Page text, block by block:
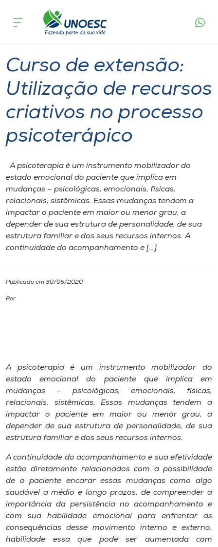
Cursos
Pesquisa
Atendimento ao Estudante
Portal de Ensino
A
Internacionalização
I.nova
Cultura
Rádio
Museu
Unoesc
Store
Selecione
o idioma
acontece
Curso de extensão:
Utilização de recursos
criativos no processo
psicoterápico
A psicoterapia é um instrumento mobilizador do
estado emocional do paciente que implica em
mudanças – psicológicas, emocionais, físicas,
relacionais, sistêmicas. Essas mudanças tendem a
impactar o paciente em maior ou menor grau, a
depender de sua estrutura de personalidade, de sua
estrutura familiar e dos seus recursos internos. A
continuidade do acompanhamento e […]
Publicado em 30/05/2020
Por
A psicoterapia é um instrumento mobilizador do
estado emocional do paciente que implica em
mudanças – psicológicas, emocionais, físicas,
relacionais, sistêmicas. Essas mudanças tendem a
impactar o paciente em maior ou menor grau, a
depender de sua estrutura de personalidade, de sua
estrutura familiar e dos seus recursos internos.
A continuidade do acompanhamento e sua efetividade
estão diretamente relacionados com a possibilidade
de o paciente encarar essas mudanças como algo
saudável a médio e longo prazos, de compreender a
importância da persistência no acompanhamento e
com sua habilidade emocional para enfrentar as
consequências desse movimento interno e externo,
habilidade essa que pode ser aumentada com